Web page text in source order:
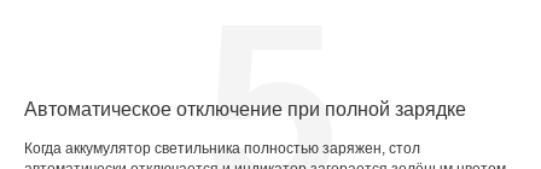
Автоматическое отключение при полной зарядке
Когда аккумулятор светильника полностью заряжен, стол